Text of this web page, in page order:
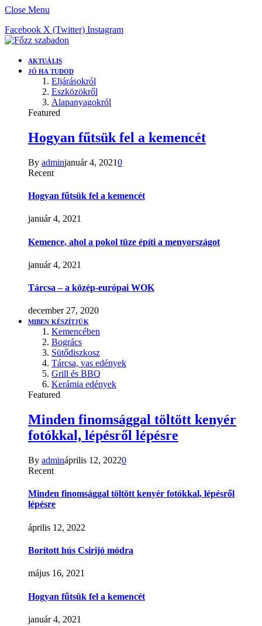
Close Menu
Facebook X (Twitter) Instagram
AKTUÁLIS
JÓ HA TUDOD
Eljárásokról
Eszközökről
Alapanyagokról
Featured
Hogyan fűtsük fel a kemencét
By adminjanuár 4, 20210
Recent
Hogyan fűtsük fel a kemencét
január 4, 2021
Kemence, ahol a pokol tüze építi a menyországot
január 4, 2021
Tárcsa – a közép-európai WOK
december 27, 2020
MIBEN KÉSZÍTJÜK
Kemencében
Bogrács
Sütődiszkosz
Tárcsa, vas edények
Grill és BBQ
Kerámia edények
Featured
Minden finomsággal töltött kenyér
fotókkal, lépésről lépésre
By admináprilis 12, 20220
Recent
Minden finomsággal töltött kenyér fotókkal, lépésről
lépésre
április 12, 2022
Borított hús Csirijó módra
május 16, 2021
Hogyan fűtsük fel a kemencét
január 4, 2021